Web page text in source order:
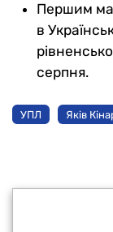
Першим
в
серпня.
УПЛ Яків